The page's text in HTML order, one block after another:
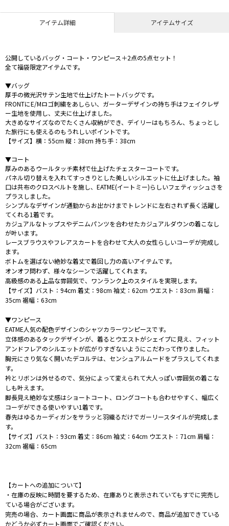
アイテム詳細 アイテムサイズ
公開しているバッグ・コート・ワンピース＋2点の5点セット！
全て福袋限定アイテムです。
▼バッグ
厚手の微光沢サテン生地で仕上げたトートバッグです。
FRONTにE/Mロゴ刺繍をあしらい、ガーターデザインの持ち手はフェイクレザ
ー生地を使用し、丈夫に仕上げました。
大きめなサイズなのでたくさん収納ができ、デイリーはもちろん、ちょっとし
た旅行にも使えるのもうれしいポイントです。
【サイズ】横：55cm 縦：38cm 持ち手：38cm
▼コート
厚みのあるウールタッチ素材で仕上げたチェスターコートです。
パネル切り替えを入れてすっきりとした美しいシルエットに仕上げました。袖
口は共布のクロスベルトを施し、EATME(イートミー)らしいフェティッシュさを
プラスしました。
シンプルなデザインが通勤からお出かけまでトレンドに左右されず長く活躍し
てくれる1着です。
カジュアルなトップスやデニムパンツを合わせたカジュアルダウンの着こなし
が叶います。
レースブラウスやフレアスカートを合わせて大人の女性らしいコーデが完成し
ます。
ボトムを選ばない絶妙な着丈で着回し力の高いアイテムです。
オンオフ問わず、様々なシーンで活躍してくれます。
高級感のある上品な雰囲気で、ワンランク上のスタイルを実現します。
【サイズ】バスト：94cm 着丈：98cm 袖丈：62cm ウエスト：83cm 肩幅：
35cm 裾幅：63cm
▼ワンピース
EATME人気の配色デザインのシャツカラーワンピースです。
立体感のあるタックデザインが、着るとウエストがシェイプに見え、フィット
アンドフレアのシルエットが広がりすぎないようにこだわって作りました。
胸元にさり気なく開いたデコルテは、センシュアルムードをプラスしてくれま
す。
衿とリボンは外せるので、気分によって変えられて大人っぽい雰囲気の着こな
しも叶えます。
脚長見え絶妙な丈感はショートコート、ロングコートも合わせやすく、幅広く
コーデができる使いやすい1着です。
春先はゆるカーディガンをサラッと羽織るだけでガーリースタイルが完成しま
す。
【サイズ】バスト：93cm 着丈：86cm 袖丈：64cm ウエスト：71cm 肩幅：
32cm 裾幅：65cm
【カートへの追加について】
・在庫の反映に時間を要するため、在庫ありと表示されていてもすでに完売し
ている場合がございます。
完売の場合、カート画面に商品が表示されませんので、商品が追加できている
かどうか必ずカート画面でご確認ください。